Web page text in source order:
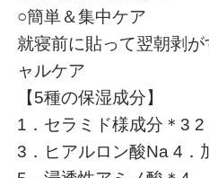
○簡単＆集中ケア
就寝前に貼って翌朝剥
ャルケア
【5種の保湿成分】
1．セラミド様成分＊3
3．ヒアルロン酸Na 4．